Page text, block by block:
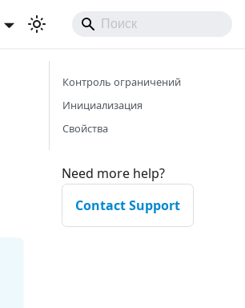
Контроль ограничений
Инициализация
Свойства
Need more help?
Contact Support